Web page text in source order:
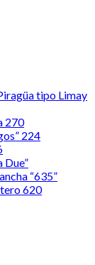
tipo Limay
270
224
Due”
“635”
620